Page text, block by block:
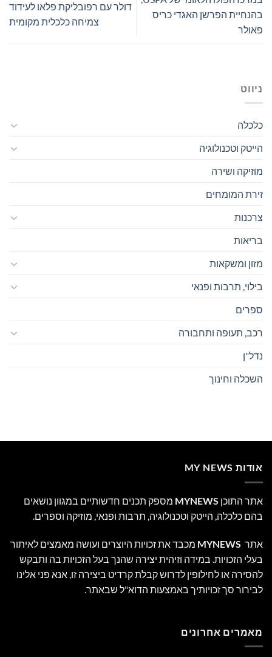
בהנחיית הפרשן האגדי כריס
פאולר
דולר עם רפובליקת פלאו לעידוד
צמיחה כלכלית מקומית
ניווט
כלכלה
הייטק וטכנולוגיה
מוזיקה ושירה
זירת המומחים
צרכנות
בריאות
מזון ומשקאות
בילוי, תרבות ופנאי
ספרים
רכב, תעופה ותחבורה
נדל"ן
השכלה וחינוך
אודות MY NEWS
אתר התוכן MYNEWS מספק תכנים חדשותיים במגוון נושאים
בהם כלכלה, הייטק וטכנולוגיה, תרבות ופנאי, מוזיקה וספרים.
אתר MYNEWS מכבד את זכויות היוצרים ועושה מאמצים לאיתור
בעלי הזכויות. במידה וזיהית יצירה שהנך בעל הזכויות בה ותבקש
להסירה או לחילופין לדרוש קבלת קרדיט ביצירה זו, אנא פני אלינו
לבירור סך זכויותיך באמצעות הדוא"ל שבאתר.
מאמרים אחרונים